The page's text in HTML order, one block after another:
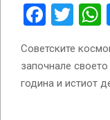
Советските
започнале своето
година и истиот